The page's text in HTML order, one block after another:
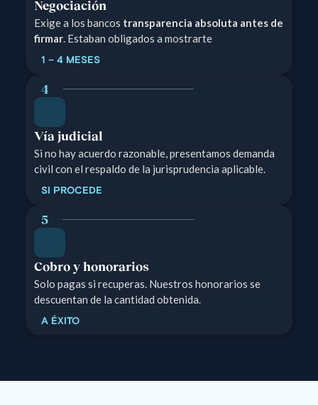
Negociación
Exige a los bancos transparencia absoluta antes de
firmar. Estaban obligados a mostrarte
1 – 4 MESES
4
Vía judicial
Si no hay acuerdo razonable, presentamos demanda
civil con el respaldo de la jurisprudencia aplicable.
SI PROCEDE
5
Cobro y honorarios
Solo pagas si recuperas. Nuestros honorarios se
descuentan de la cantidad obtenida.
A ÉXITO